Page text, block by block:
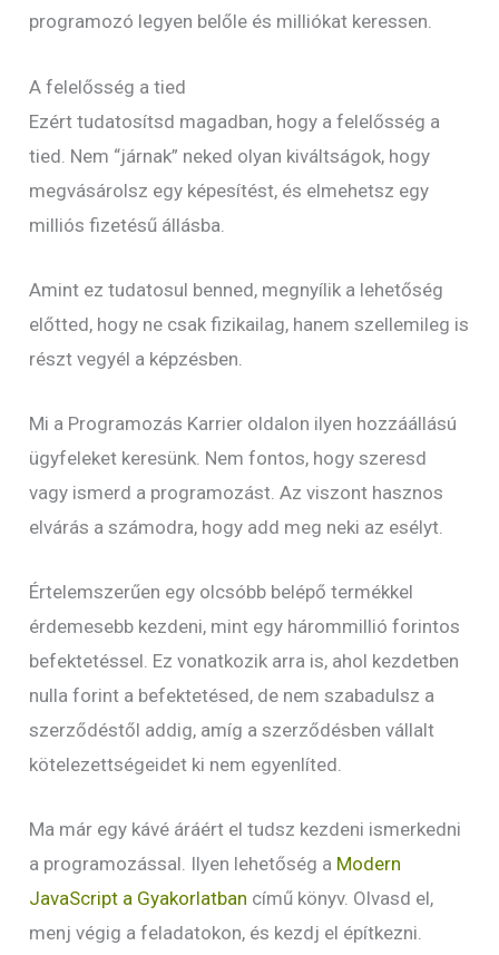
programozó legyen belőle és milliókat keressen.
A felelősség a tied
Ezért tudatosítsd magadban, hogy a felelősség a
tied. Nem “járnak” neked olyan kiváltságok, hogy
megvásárolsz egy képesítést, és elmehetsz egy
milliós fizetésű állásba.
Amint ez tudatosul benned, megnyílik a lehetőség
előtted, hogy ne csak fizikailag, hanem szellemileg is
részt vegyél a képzésben.
Mi a Programozás Karrier oldalon ilyen hozzáállású
ügyfeleket keresünk. Nem fontos, hogy szeresd
vagy ismerd a programozást. Az viszont hasznos
elvárás a számodra, hogy add meg neki az esélyt.
Értelemszerűen egy olcsóbb belépő termékkel
érdemesebb kezdeni, mint egy hárommillió forintos
befektetéssel. Ez vonatkozik arra is, ahol kezdetben
nulla forint a befektetésed, de nem szabadulsz a
szerződéstől addig, amíg a szerződésben vállalt
kötelezettségeidet ki nem egyenlíted.
Ma már egy kávé áráért el tudsz kezdeni ismerkedni
a programozással. Ilyen lehetőség a Modern
JavaScript a Gyakorlatban című könyv. Olvasd el,
menj végig a feladatokon, és kezdj el építkezni.